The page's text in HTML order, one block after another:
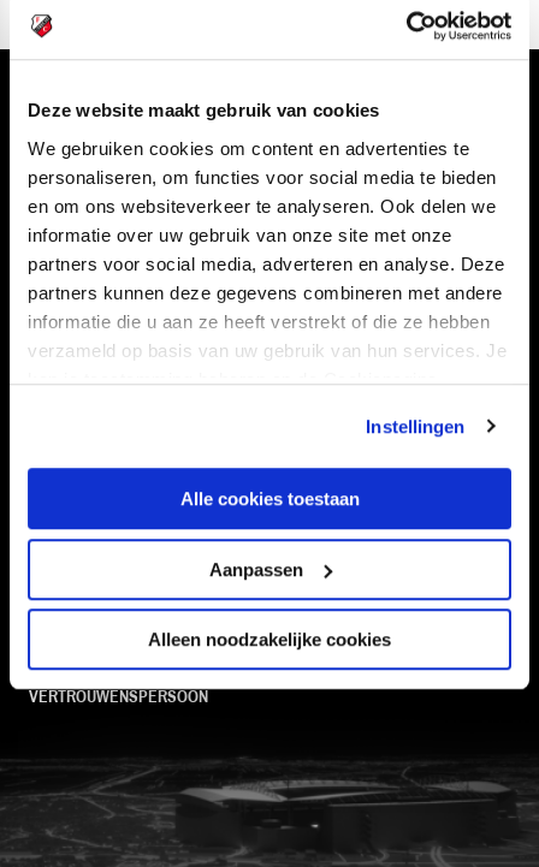
Deze website maakt gebruik van cookies
We gebruiken cookies om content en advertenties te
personaliseren, om functies voor social media te bieden
en om ons websiteverkeer te analyseren. Ook delen we
informatie over uw gebruik van onze site met onze
partners voor social media, adverteren en analyse. Deze
partners kunnen deze gegevens combineren met andere
informatie die u aan ze heeft verstrekt of die ze hebben
verzameld op basis van uw gebruik van hun services. Je
kan je toestemming beheren op de Cookiepagina.
Instellingen
Alle cookies toestaan
Aanpassen
Alleen noodzakelijke cookies
Volg ons ook via
Navigeer naar
CLUB
TEAMS
FOUNDATION
KAARTVERKOOP
CONTACT
VERTROUWENSPERSOON
FC Utrecht<br>vanuit<br>het